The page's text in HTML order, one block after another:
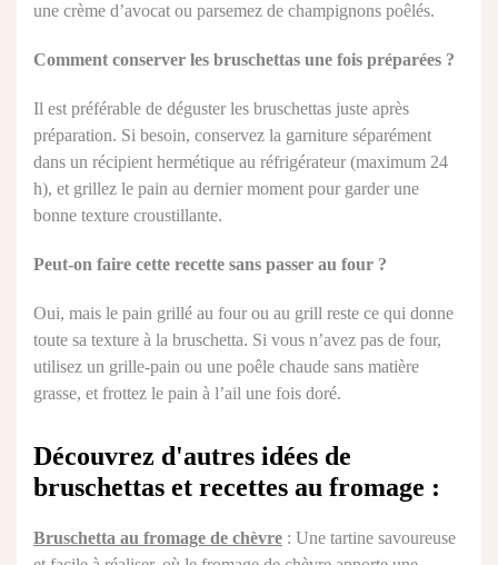
une crème d’avocat ou parsemez de champignons poêlés.
Comment conserver les bruschettas une fois préparées ?
Il est préférable de déguster les bruschettas juste après
préparation. Si besoin, conservez la garniture séparément
dans un récipient hermétique au réfrigérateur (maximum 24
h), et grillez le pain au dernier moment pour garder une
bonne texture croustillante.
Peut-on faire cette recette sans passer au four ?
Oui, mais le pain grillé au four ou au grill reste ce qui donne
toute sa texture à la bruschetta. Si vous n’avez pas de four,
utilisez un grille-pain ou une poêle chaude sans matière
grasse, et frottez le pain à l’ail une fois doré.
Découvrez d'autres idées de
bruschettas et recettes au fromage :
Bruschetta au fromage de chèvre : Une tartine savoureuse